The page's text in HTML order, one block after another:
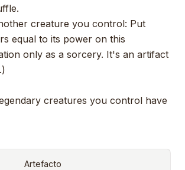
creature you control: Put
equal to its power on this
only as a sorcery. It's an artifact
creatures you control have
Artefacto